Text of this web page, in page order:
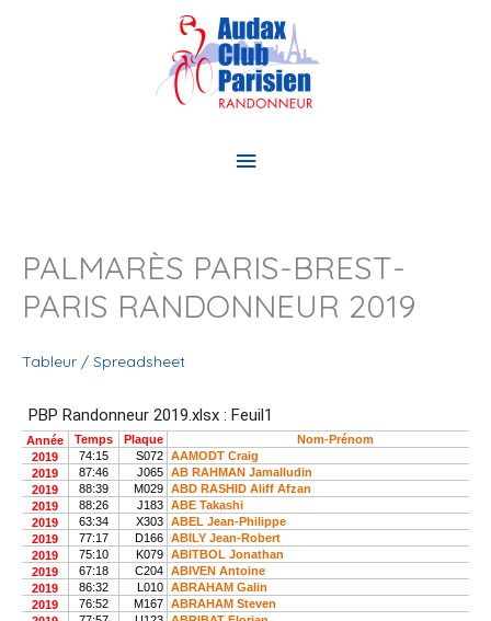
Menu
PALMARÈS PARIS-BREST-
PARIS RANDONNEUR 2019
Tableur / Spreadsheet